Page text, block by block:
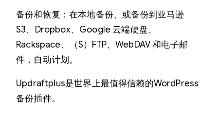
u
s
W
r
d
备份和恢复：在本地备份、或备份到亚马逊
S3、Dropbox、Google 云端硬盘、
Rackspace、（S）FTP、WebDAV 和电子邮
件，自动计划。
Updraftplus是世界上最值得信赖的WordPress
备份插件。